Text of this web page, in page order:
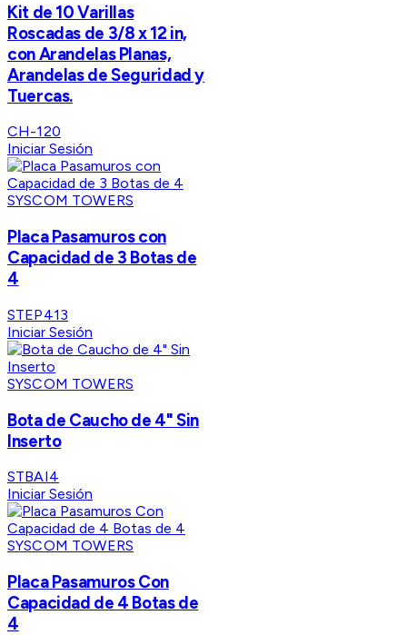
Kit de 10 Varillas
Roscadas de 3/8 x 12 in,
con Arandelas Planas,
Arandelas de Seguridad y
Tuercas.
CH-120
Iniciar Sesión
SYSCOM TOWERS
Placa Pasamuros con
Capacidad de 3 Botas de
4
STEP413
Iniciar Sesión
SYSCOM TOWERS
Bota de Caucho de 4" Sin
Inserto
STBAI4
Iniciar Sesión
SYSCOM TOWERS
Placa Pasamuros Con
Capacidad de 4 Botas de
4